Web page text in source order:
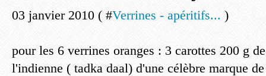
03 janvier 2010 ( #Verrines - apéritifs... )
pour les 6 verrines oranges : 3 carottes 200 g
l'indienne ( tadka daal) d'une célèbre marque